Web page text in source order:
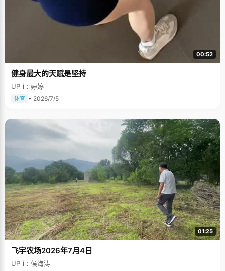
00:52
健身最大的天赋是坚持
UP主: 婷婷
体育 • 2026/7/5
01:25
飞宇农场2026年7月4日
UP主: 侯海涛